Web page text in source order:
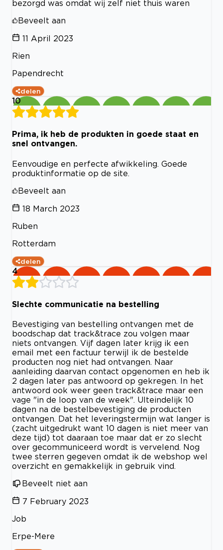
bezorgd was omdat wij zelf niet thuis waren
Beveelt aan
11 April 2023
Rien
Papendrecht
delen
10
Prima, ik heb de produkten in goede staat en
snel ontvangen.
Eenvoudige en perfecte afwikkeling. Goede
produktinformatie op de site.
Beveelt aan
18 March 2023
Ruben
Rotterdam
delen
4
Slechte communicatie na bestelling
Bevestiging van bestelling ontvangen met de
boodschap dat track&trace zou volgen maar
niets ontvangen. Vijf dagen later krijg ik een
email met een factuur terwijl ik de bestelde
producten nog niet had ontvangen. Naar
aanleiding daarvan contact opgenomen en heb ik
2 dagen later pas antwoord op gekregen. In het
antwoord ook weer geen track&trace maar een
vage "in de loop van de week". UIteindelijk 10
dagen na de bestelbevestiging de producten
ontvangen. Dat het leveringstermijn wat langer is
(zacht uitgedrukt want 10 dagen is niet meer van
deze tijd) tot daaraan toe maar dat er zo slecht
over gecommuniceerd wordt is vervelend. Nog
twee sterren gegeven omdat ik de webshop wel
overzicht en gemakkelijk in gebruik vind.
Beveelt niet aan
7 February 2023
Job
Erpe-Mere